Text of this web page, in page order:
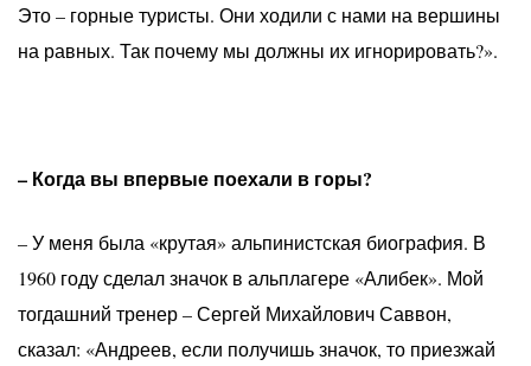
Это – горные туристы. Они ходили с нами на вершины
на равных. Так почему мы должны их игнорировать?».
– Когда вы впервые поехали в горы?
– У меня была «крутая» альпинистская биография. В
1960 году сделал значок в альплагере «Алибек». Мой
тогдашний тренер – Сергей Михайлович Саввон,
сказал: «Андреев, если получишь значок, то приезжай